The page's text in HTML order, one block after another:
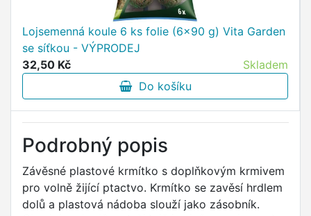
Lojsemenná koule 6 ks folie (6x90 g) Vita Garden
se síťkou - VÝPRODEJ
32,50 Kč
Skladem
Do košíku
Podrobný popis
Závěsné plastové krmítko s doplňkovým krmivem
pro volně žijící ptactvo. Krmítko se zavěsí hrdlem
dolů a plastová nádoba slouží jako zásobník.